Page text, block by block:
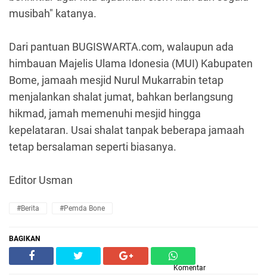
musibah" katanya.
Dari pantuan BUGISWARTA.com, walaupun ada
himbauan Majelis Ulama Idonesia (MUI) Kabupaten
Bome, jamaah mesjid Nurul Mukarrabin tetap
menjalankan shalat jumat, bahkan berlangsung
hikmad, jamah memenuhi mesjid hingga
kepelataran. Usai shalat tanpak beberapa jamaah
tetap bersalaman seperti biasanya.
Editor Usman
#Berita #Pemda Bone
BAGIKAN
Komentar